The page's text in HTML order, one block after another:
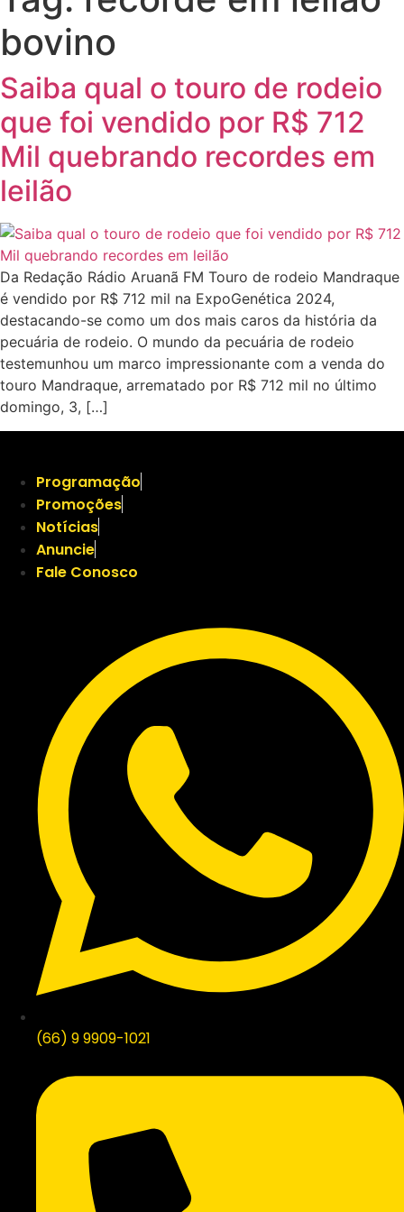
bovino
Saiba qual o touro de rodeio
que foi vendido por R$ 712
Mil quebrando recordes em
leilão
Da Redação Rádio Aruanã FM Touro de rodeio Mandraque
é vendido por R$ 712 mil na ExpoGenética 2024,
destacando-se como um dos mais caros da história da
pecuária de rodeio. O mundo da pecuária de rodeio
testemunhou um marco impressionante com a venda do
touro Mandraque, arrematado por R$ 712 mil no último
domingo, 3, […]
Programação
Promoções
Notícias
Anuncie
Fale Conosco
(66) 9 9909-1021